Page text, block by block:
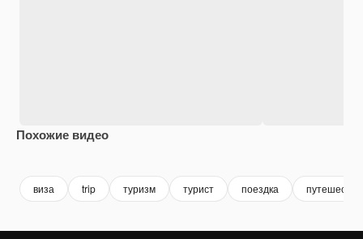
Похожие видео
виза trip туризм турист поездка